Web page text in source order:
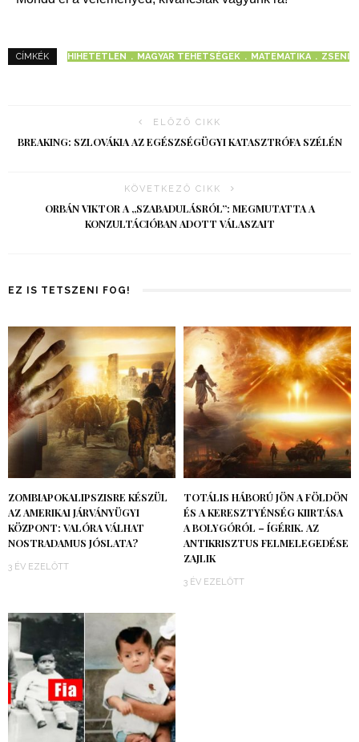
CÍMKÉK HIHETETLEN MAGYAR TEHETSÉGEK MATEMATIKA ZSENI
ELŐZŐ CIKK
BREAKING: SZLOVÁKIA AZ EGÉSZSÉGÜGYI KATASZTRÓFA SZÉLÉN
KÖVETKEZŐ CIKK
ORBÁN VIKTOR A „SZABADULÁSRÓL”: MEGMUTATTA A
KONZULTÁCIÓBAN ADOTT VÁLASZAIT
EZ IS TETSZENI FOG!
ZOMBIAPOKALIPSZISRE KÉSZÜL
AZ AMERIKAI JÁRVÁNYÜGYI
KÖZPONT: VALÓRA VÁLHAT
NOSTRADAMUS JÓSLATA?
3 ÉV EZELŐTT
TOTÁLIS HÁBORÚ JÖN A FÖLDÖN
ÉS A KERESZTYÉNSÉG KIIRTÁSA
A BOLYGÓRÓL – ÍGÉRIK. AZ
ANTIKRISZTUS FELMELEGEDÉSE
ZAJLIK
3 ÉV EZELŐTT